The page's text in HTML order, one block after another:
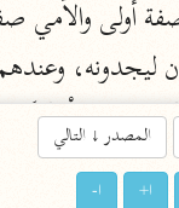
ليجدونه،
المصدر↓التالي
ا+ ا-